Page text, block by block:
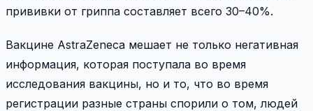
прививки от гриппа составляет всего 30–40%.
Вакцине AstraZenecа мешает не только негативная
информация, которая поступала во время
исследования вакцины, но и то, что во время
регистрации разные страны спорили о том, людей